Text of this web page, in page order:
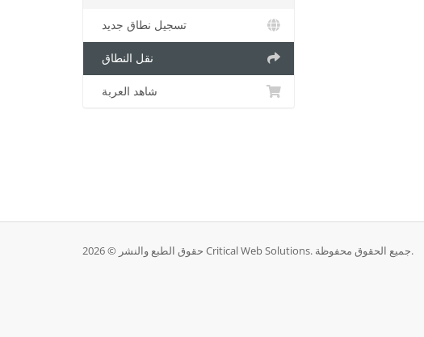
تسجيل نطاق جديد
نقل النطاق
شاهد العربة
حقوق الطبع والنشر © 2026 Critical Web Solutions. جميع الحقوق محفوظة.